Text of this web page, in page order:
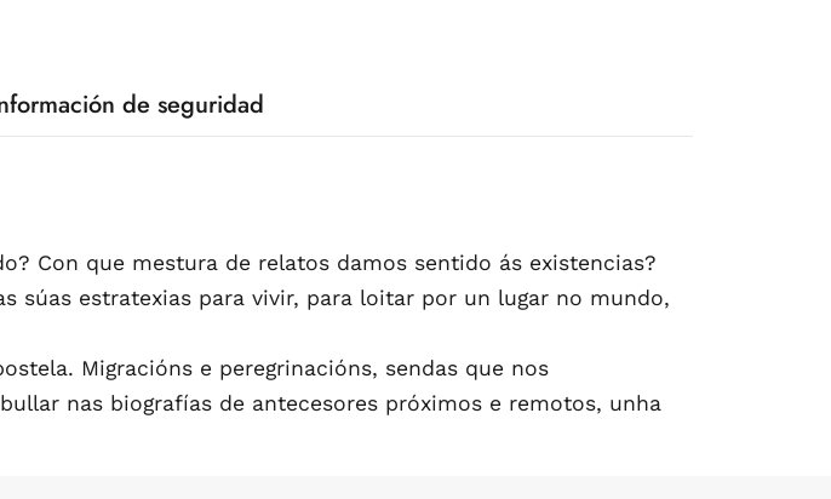
de seguridad
Con que mestura de relatos damos sentido ás existencias?
súas estratexias para vivir, para loitar por un lugar no mundo,
Migracións e peregrinacións, sendas que nos
nas biografías de antecesores próximos e remotos, unha